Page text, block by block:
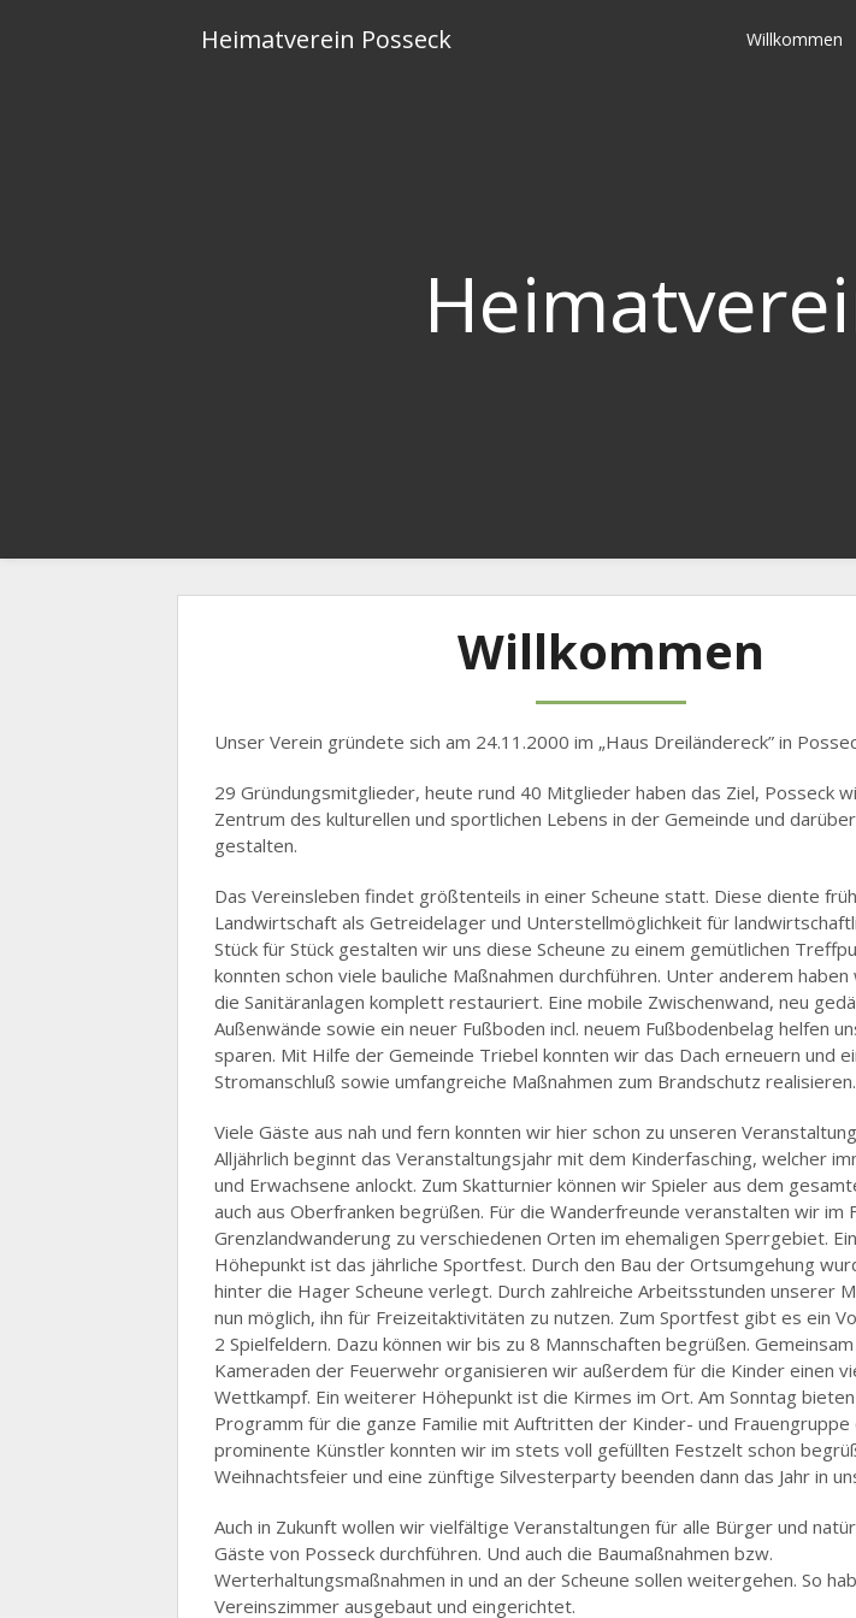
Heimatverein Posseck Willkommen
Willkommen
Unser Verein gründete sich am 24.11.2000 im „Haus Dreiländereck” in
29 Gründungsmitglieder, heute rund 40 Mitglieder haben das Ziel, Posseck
Zentrum des kulturellen und sportlichen Lebens in der Gemeinde und
gestalten.
Das Vereinsleben findet größtenteils in einer Scheune statt. Diese diente
Landwirtschaft als Getreidelager und Unterstellmöglichkeit für
Stück für Stück gestalten wir uns diese Scheune zu einem gemütlichen
konnten schon viele bauliche Maßnahmen durchführen. Unter anderem haben
die Sanitäranlagen komplett restauriert. Eine mobile Zwischenwand, neu
Außenwände sowie ein neuer Fußboden incl. neuem Fußbodenbelag helfen
sparen. Mit Hilfe der Gemeinde Triebel konnten wir das Dach erneuern und
Stromanschluß sowie umfangreiche Maßnahmen zum Brandschutz realisieren.
Viele Gäste aus nah und fern konnten wir hier schon zu unseren
Alljährlich beginnt das Veranstaltungsjahr mit dem Kinderfasching, welcher
und Erwachsene anlockt. Zum Skatturnier können wir Spieler aus dem
auch aus Oberfranken begrüßen. Für die Wanderfreunde veranstalten wir im
Grenzlandwanderung zu verschiedenen Orten im ehemaligen Sperrgebiet.
Höhepunkt ist das jährliche Sportfest. Durch den Bau der Ortsumgehung
hinter die Hager Scheune verlegt. Durch zahlreiche Arbeitsstunden unserer
nun möglich, ihn für Freizeitaktivitäten zu nutzen. Zum Sportfest gibt es ein
2 Spielfeldern. Dazu können wir bis zu 8 Mannschaften begrüßen.
Kameraden der Feuerwehr organisieren wir außerdem für die Kinder einen
Wettkampf. Ein weiterer Höhepunkt ist die Kirmes im Ort. Am Sonntag
Programm für die ganze Familie mit Auftritten der Kinder- und Frauengruppe
prominente Künstler konnten wir im stets voll gefüllten Festzelt schon
Weihnachtsfeier und eine zünftige Silvesterparty beenden dann das Jahr in
Auch in Zukunft wollen wir vielfältige Veranstaltungen für alle Bürger und
Gäste von Posseck durchführen. Und auch die Baumaßnahmen bzw.
Werterhaltungsmaßnahmen in und an der Scheune sollen weitergehen. So
Vereinszimmer ausgebaut und eingerichtet.